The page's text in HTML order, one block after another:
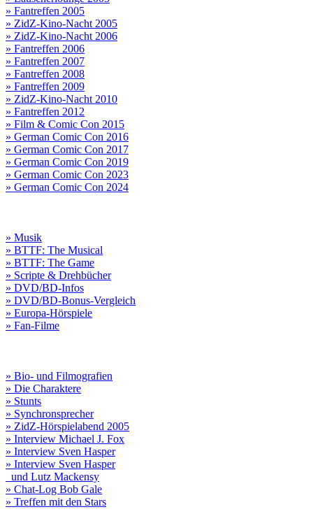
» Fantreffen 2005
» ZidZ-Kino-Nacht 2005
» ZidZ-Kino-Nacht 2006
» Fantreffen 2006
» Fantreffen 2007
» Fantreffen 2008
» Fantreffen 2009
» ZidZ-Kino-Nacht 2010
» Fantreffen 2012
» Film & Comic Con 2015
» German Comic Con 2016
» German Comic Con 2017
» German Comic Con 2019
» German Comic Con 2023
» German Comic Con 2024
» Musik
» BTTF: The Musical
» BTTF: The Game
» Scripte & Drehbücher
» DVD/BD-Infos
» DVD/BD-Bonus-Vergleich
» Europa-Hörspiele
» Fan-Filme
» Bio- und Filmografien
» Die Charaktere
» Stunts
» Synchronsprecher
» ZidZ-Hörspielabend 2005
» Interview Michael J. Fox
» Interview Sven Hasper
» Interview Sven Hasper
und Lutz Mackensy
» Chat-Log Bob Gale
» Treffen mit den Stars